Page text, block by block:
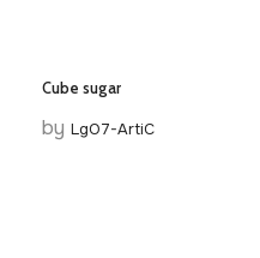
Cube sugar
by LgO7-ArtiC